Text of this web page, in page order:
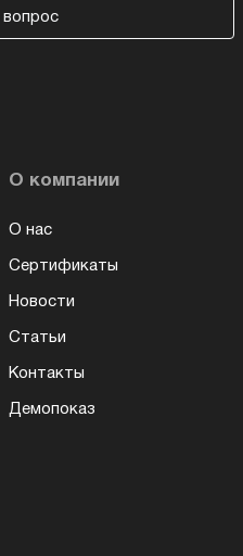
О компании
О нас
Сертификаты
Новости
Статьи
Контакты
Демопоказ